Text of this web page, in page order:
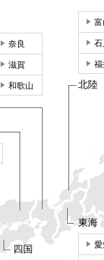
東海
愛
富
石
北陸
奈良
滋賀
和歌山
四国